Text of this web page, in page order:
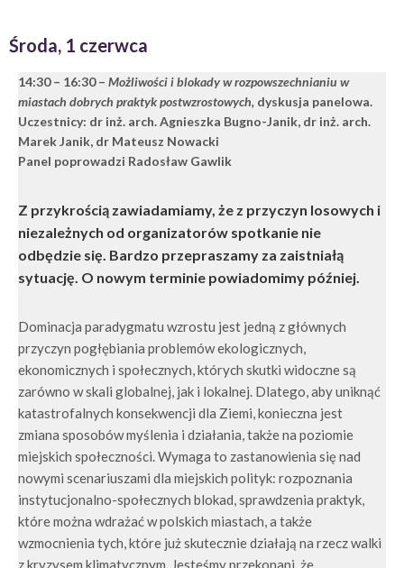
Środa, 1 czerwca
14:30 – 16:30– Możliwości i blokady w rozpowszechnianiu w
miastach dobrych praktyk postwzrostowych, dyskusja panelowa.
Uczestnicy: dr inż. arch. Agnieszka Bugno-Janik, dr inż. arch.
Marek Janik, dr Mateusz Nowacki
Panel poprowadzi Radosław Gawlik
Z przykrością zawiadamiamy, że z przyczyn losowych i
niezależnych od organizatorów spotkanie nie
odbędzie się. Bardzo przepraszamy za zaistniałą
sytuację. O nowym terminie powiadomimy później.
Dominacja paradygmatu wzrostu jest jedną z głównych
przyczyn pogłębiania problemów ekologicznych,
ekonomicznych i społecznych, których skutki widoczne są
zarówno w skali globalnej, jak i lokalnej. Dlatego, aby uniknąć
katastrofalnych konsekwencji dla Ziemi, konieczna jest
zmiana sposobów myślenia i działania, także na poziomie
miejskich społeczności. Wymaga to zastanowienia się nad
nowymi scenariuszami dla miejskich polityk: rozpoznania
instytucjonalno-społecznych blokad, sprawdzenia praktyk,
które można wdrażać w polskich miastach, a także
wzmocnienia tych, które już skutecznie działają na rzecz walki
z kryzysem klimatycznym. Jesteśmy przekonani, że